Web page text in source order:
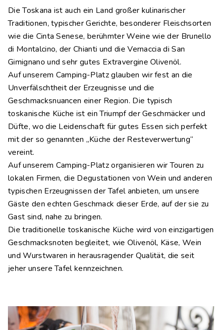
Die Toskana ist auch ein Land großer kulinarischer
Traditionen, typischer Gerichte, besonderer Fleischsorten
wie die Cinta Senese, berühmter Weine wie der Brunello
di Montalcino, der Chianti und die Vernaccia di San
Gimignano und sehr gutes Extravergine Olivenöl.
Auf unserem Camping-Platz glauben wir fest an die
Unverfälschtheit der Erzeugnisse und die
Geschmacksnuancen einer Region. Die typisch
toskanische Küche ist ein Triumpf der Geschmäcker und
Düfte, wo die Leidenschaft für gutes Essen sich perfekt
mit der so genannten „Küche der Resteverwertung“
vereint.
Auf unserem Camping-Platz organisieren wir Touren zu
lokalen Firmen, die Degustationen von Wein und anderen
typischen Erzeugnissen der Tafel anbieten, um unsere
Gäste den echten Geschmack dieser Erde, auf der sie zu
Gast sind, nahe zu bringen.
Die traditionelle toskanische Küche wird von einzigartigen
Geschmacksnoten begleitet, wie Olivenöl, Käse, Wein
und Wurstwaren in herausragender Qualität, die seit
jeher unsere Tafel kennzeichnen.